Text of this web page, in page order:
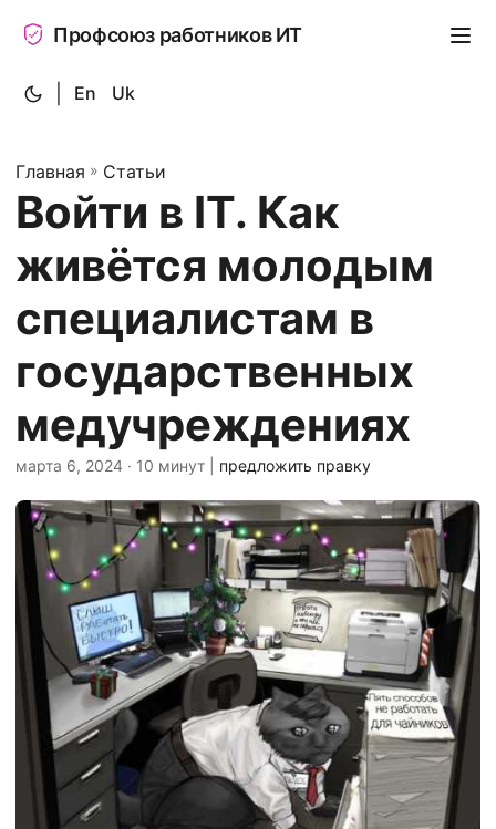
Профсоюз работников ИТ
En Uk
Главная » Статьи
Войти в IT. Как
живётся молодым
специалистам в
государственных
медучреждениях
марта 6, 2024 · 10 минут | предложить правку